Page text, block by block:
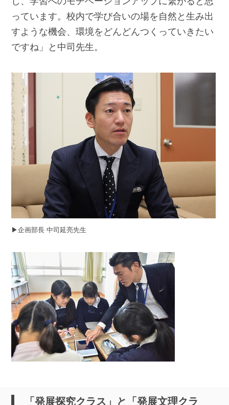
っています。校内で学び合いの場を自然と生み出
すような機会、環境をどんどんつくっていきたい
ですね」と中司先生。
▶︎企画部長 中司延亮先生
「発展探究クラス」と「発展文理クラ